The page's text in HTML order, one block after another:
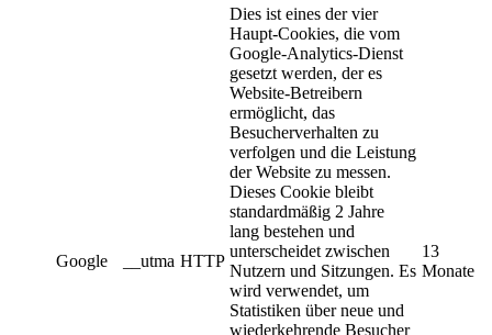
Google __utma HTTP
Dies ist eines der vier
Haupt-Cookies, die vom
Google-Analytics-Dienst
gesetzt werden, der es
Website-Betreibern
ermöglicht, das
Besucherverhalten zu
verfolgen und die Leistung
der Website zu messen.
Dieses Cookie bleibt
standardmäßig 2 Jahre
lang bestehen und
unterscheidet zwischen
Nutzern und Sitzungen. Es
wird verwendet, um
Statistiken über neue und
wiederkehrende Besucher
13
Monate